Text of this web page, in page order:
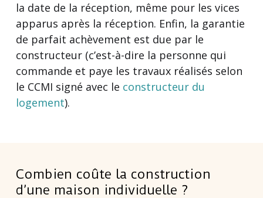
la date de la réception, même pour les vices
apparus après la réception. Enfin, la garantie
de parfait achèvement est due par le
constructeur (c’est-à-dire la personne qui
commande et paye les travaux réalisés selon
le CCMI signé avec le constructeur du
logement).
Combien coûte la construction
d’une maison individuelle ?